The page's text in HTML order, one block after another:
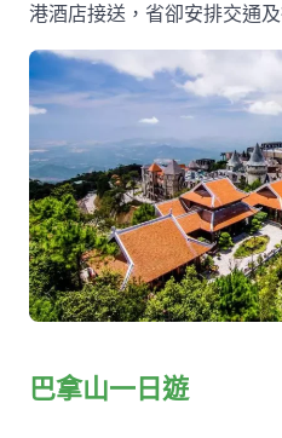
港酒店接送，省卻安排交通
巴拿山一日遊